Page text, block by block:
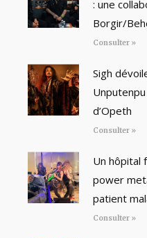
: une
Borgir/
Consulter »
Sigh
d’Opeth
Consulter »
Un hôpital
power
patient
Consulter »